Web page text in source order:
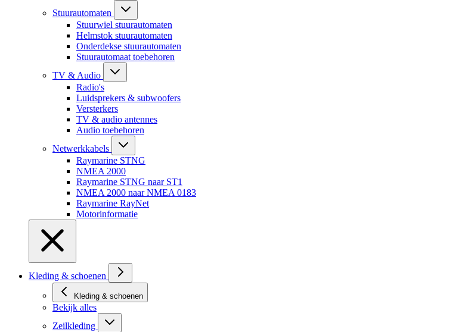
Stuurautomaten
Stuurwiel stuurautomaten
Helmstok stuurautomaten
Onderdekse stuurautomaten
Stuurautomaat toebehoren
TV & Audio
Radio's
Luidsprekers & subwoofers
Versterkers
TV & audio antennes
Audio toebehoren
Netwerkkabels
Raymarine STNG
NMEA 2000
Raymarine STNG naar ST1
NMEA 2000 naar NMEA 0183
Raymarine RayNet
Motorinformatie
Kleding & schoenen
Kleding & schoenen
Bekijk alles
Zeilkleding